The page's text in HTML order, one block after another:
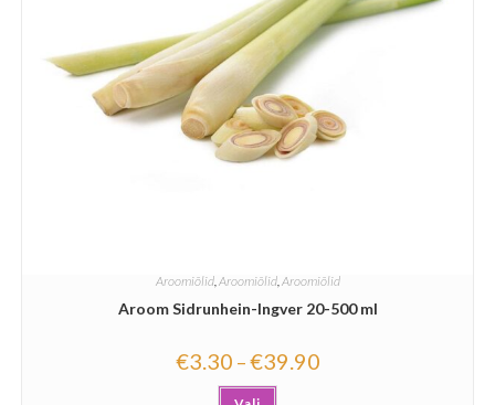
Aroomiõlid, Aroomiõlid, Aroomiõlid
Aroom Sidrunhein-Ingver 20-500 ml
€3.30 –€39.90